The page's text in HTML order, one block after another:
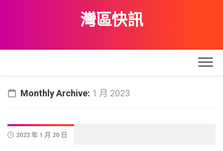
灣區快訊
Monthly Archive: 1 月 2023
2023 年 1 月 20 日